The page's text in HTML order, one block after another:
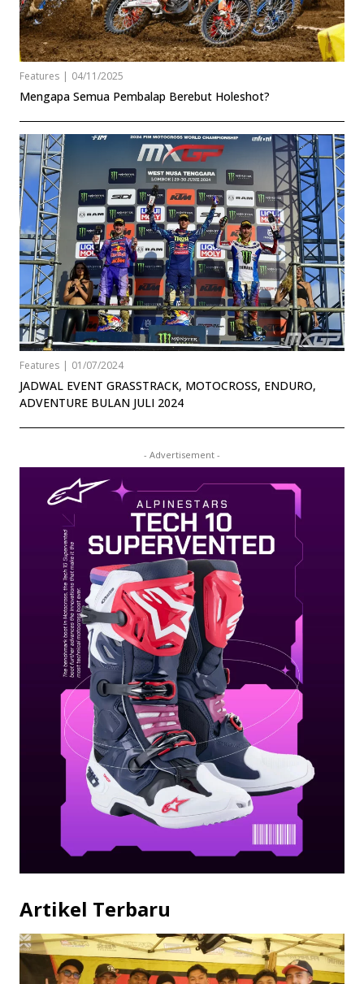
Features | 04/11/2025
Mengapa Semua Pembalap Berebut Holeshot?
Features | 01/07/2024
JADWAL EVENT GRASSTRACK, MOTOCROSS, ENDURO,
ADVENTURE BULAN JULI 2024
- Advertisement -
Artikel Terbaru